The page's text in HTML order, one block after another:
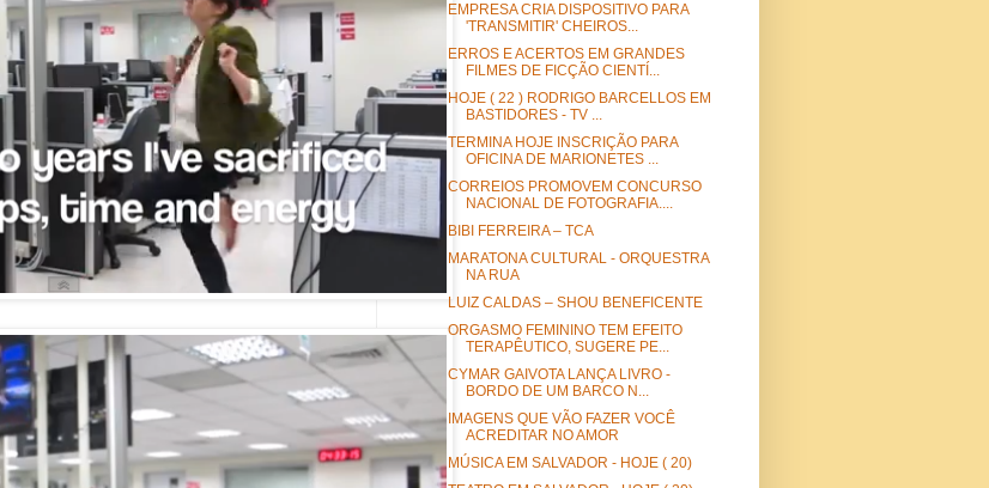
EMPRESA CRIA DISPOSITIVO PARA
'TRANSMITIR' CHEIROS...
ERROS E ACERTOS EM GRANDES
FILMES DE FICÇÃO CIENTÍ...
HOJE ( 22 ) RODRIGO BARCELLOS EM
BASTIDORES - TV ...
TERMINA HOJE INSCRIÇÃO PARA
OFICINA DE MARIONETES ...
CORREIOS PROMOVEM CONCURSO
NACIONAL DE FOTOGRAFIA....
BIBI FERREIRA – TCA
MARATONA CULTURAL - ORQUESTRA
NA RUA
LUIZ CALDAS – SHOU BENEFICENTE
ORGASMO FEMININO TEM EFEITO
TERAPÊUTICO, SUGERE PE...
CYMAR GAIVOTA LANÇA LIVRO -
BORDO DE UM BARCO N...
IMAGENS QUE VÃO FAZER VOCÊ
ACREDITAR NO AMOR
MÚSICA EM SALVADOR - HOJE ( 20)